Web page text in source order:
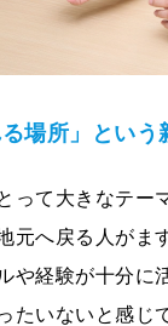
場所」という
って⼤きなテー
元へ戻る⼈がま
や経験が⼗分に
たいないと感じ